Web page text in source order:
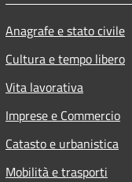
Anagrafe e stato civile
Cultura e tempo libero
Vita lavorativa
Imprese e Commercio
Catasto e urbanistica
Mobilità e trasporti